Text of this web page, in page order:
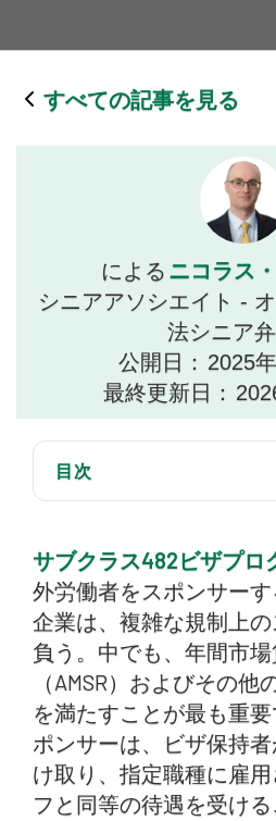
すべての記事を見る
による ニコラス
シニアアソシエイト -
法シニア
公開日： 2025
最終更新日：
目次
Australia Migration Lawyers
Australia
給与以外の継続的なスポン
採用、差別、および法令遵
労働協定と専門職枠
経路と将来の変化
サブクラス482ビザにおけ
サブクラス482ビザプロ
外労働者をスポンサー
企業は、複雑な規制上
負う。中でも、年間市
（AMSR）およびその
を満たすことが最も重
ポンサーは、ビザ保持
け取り、指定職種に雇
フと同等の待遇を受け